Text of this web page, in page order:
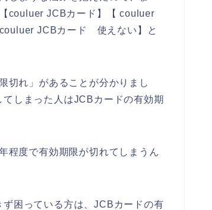
couluer JCBカード】【 couluer
JCBカード 使えない】と
切れ」があることが分かりまし
しまった人はJCBカードの有効期
程度で有効期限が切れてしまうん
困っている方は、JCBカードの有